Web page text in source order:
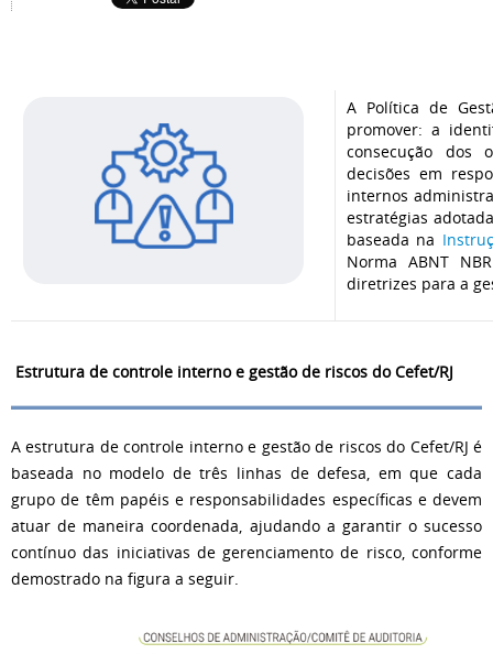
A Política de
promover: a
consecução dos
decisões em
internos
estratégias
baseada na
Norma ABNT
diretrizes para a
Estrutura de controle interno e gestão de riscos do Cefet/RJ
A estrutura de controle interno e gestão de riscos do Cefet/RJ é
baseada no modelo de três linhas de defesa, em que cada
grupo de têm papéis e responsabilidades específicas e devem
atuar de maneira coordenada, ajudando a garantir o sucesso
contínuo das iniciativas de gerenciamento de risco, conforme
demostrado na figura a seguir.